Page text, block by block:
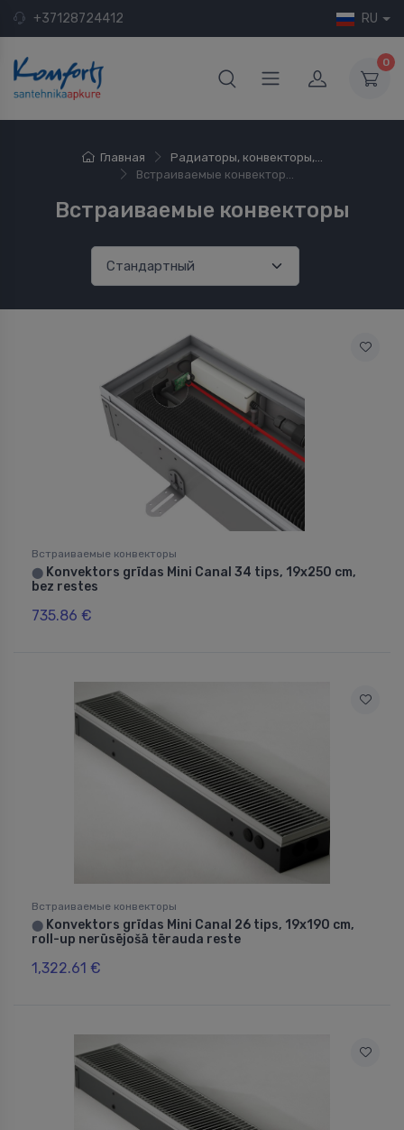
+37128724412 RU
0
Главная
Радиаторы, конвекторы,...
Встраиваемые конвектор...
Встраиваемые конвекторы
Встраиваемые конвекторы
⬤ Konvektors grīdas Mini Canal 34 tips, 19x250 cm,
bez restes
735.86 €
Встраиваемые конвекторы
⬤ Konvektors grīdas Mini Canal 26 tips, 19x190 cm,
roll-up nerūsējošā tērauda reste
1,322.61 €